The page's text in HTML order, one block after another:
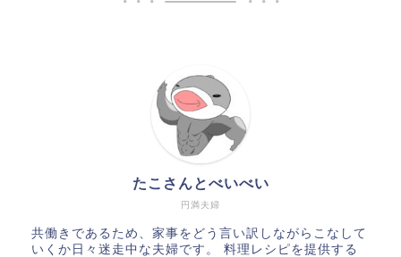
円満夫婦
たこさんとべいべい
共働きであるため、家事をどう言い訳しながらこなして
いくか日々迷走中な夫婦です。 料理レシピを提供する